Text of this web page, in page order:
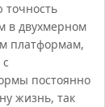
точность
в двухмерном
платформам,
постоянно
жизнь, так